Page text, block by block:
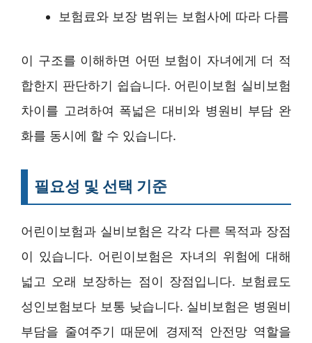
보험료와 보장 범위는 보험사에 따라 다름
이 구조를 이해하면 어떤 보험이 자녀에게 더 적
합한지 판단하기 쉽습니다. 어린이보험 실비보험
차이를 고려하여 폭넓은 대비와 병원비 부담 완
화를 동시에 할 수 있습니다.
필요성 및 선택 기준
어린이보험과 실비보험은 각각 다른 목적과 장점
이 있습니다. 어린이보험은 자녀의 위험에 대해
넓고 오래 보장하는 점이 장점입니다. 보험료도
성인보험보다 보통 낮습니다. 실비보험은 병원비
부담을 줄여주기 때문에 경제적 안전망 역할을